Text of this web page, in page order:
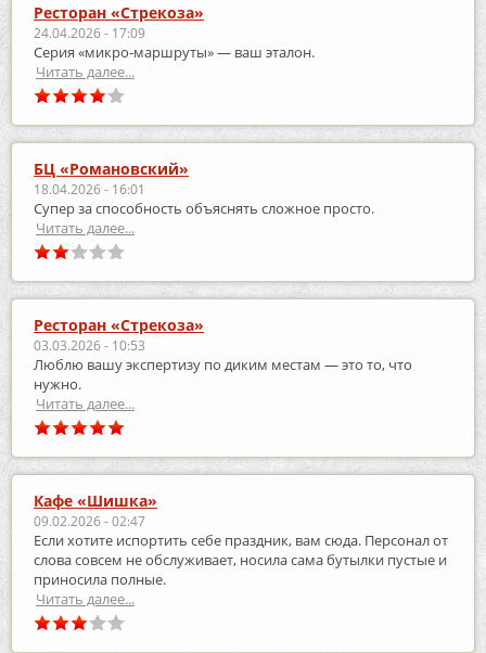
Ресторан «Стрекоза»
24.04.2026 - 17:09
Серия «микро‑маршруты» — ваш эталон.
Читать далее...
БЦ «Романовский»
18.04.2026 - 16:01
Супер за способность объяснять сложное просто.
Читать далее...
Ресторан «Стрекоза»
03.03.2026 - 10:53
Люблю вашу экспертизу по диким местам — это то, что
нужно.
Читать далее...
Кафе «Шишка»
09.02.2026 - 02:47
Если хотите испортить себе праздник, вам сюда. Персонал от
слова совсем не обслуживает, носила сама бутылки пустые и
приносила полные.
Читать далее...